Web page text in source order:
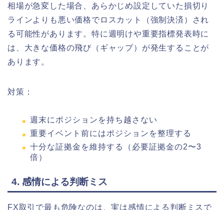
相場が急変した場合、あらかじめ設定していた損切り
ラインよりも悪い価格でロスカット（強制決済）され
る可能性があります。特に週明けや重要指標発表時に
は、大きな価格の飛び（ギャップ）が発生することが
あります。
対策：
週末にポジションを持ち越さない
重要イベント前にはポジションを整理する
十分な証拠金を維持する（必要証拠金の2〜3
倍）
4. 感情による判断ミス
FX取引で最も危険なのは、実は感情による判断ミスで